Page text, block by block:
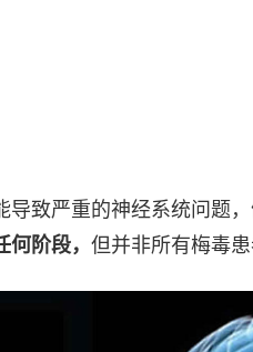
导致严重的神经系统问题
阶段， 但并非所有梅毒